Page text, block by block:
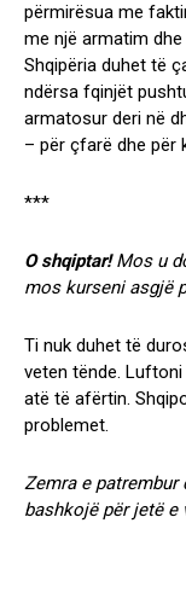
përmirësua me
me një armatim
Shqipëria duhet të
ndërsa fqinjët
armatosur deri në
– për çfarë dhe për
***
O shqiptar!Mos u
mos kurseni asgjë
Ti nuk duhet të
veten tënde.
atë të afërtin.
problemet.
Zemra e patrembur
bashkojë për jetë e